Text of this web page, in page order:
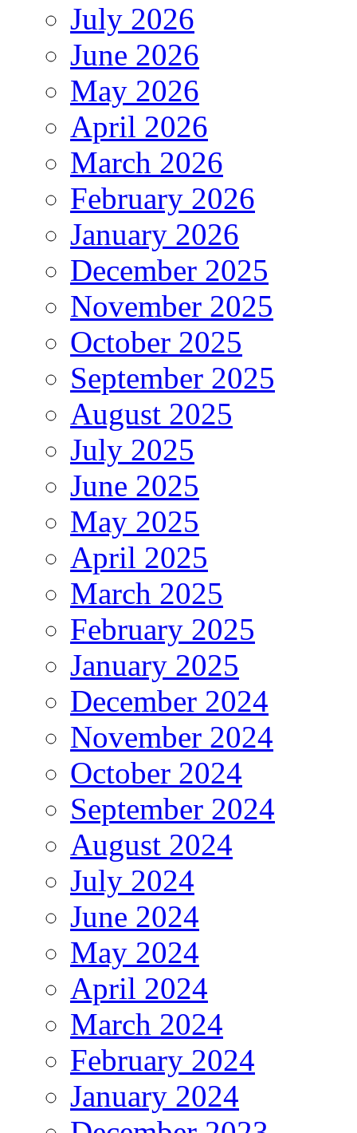
July 2026
June 2026
May 2026
April 2026
March 2026
February 2026
January 2026
December 2025
November 2025
October 2025
September 2025
August 2025
July 2025
June 2025
May 2025
April 2025
March 2025
February 2025
January 2025
December 2024
November 2024
October 2024
September 2024
August 2024
July 2024
June 2024
May 2024
April 2024
March 2024
February 2024
January 2024